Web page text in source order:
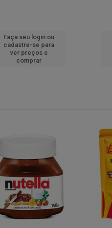
Faça seu login ou
cadastre-se para
ver preços e
comprar